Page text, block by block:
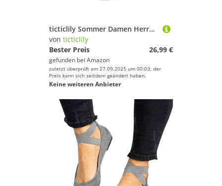
ticticlily Sommer Damen Herren Stiefel High Top Sneaker Sportschuhe High Top Turnschuh A Blau 37 EU
von ticticlily
Bester Preis
26,99 €
gefunden bei Amazon
zuletzt überprüft am 27.09.2025 um 00:03; der
Preis kann sich seitdem geändert haben.
Keine weiteren Anbieter